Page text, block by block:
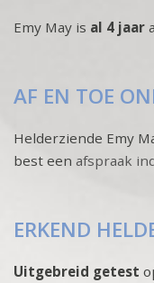
Emy May is al 4 jaar
AF EN TOE
Helderziende Emy
best een afspraak
ERKEND
Uitgebreid getest